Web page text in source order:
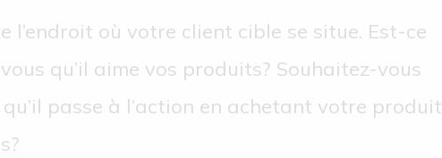
l’endroit où votre client cible se situe. Est-ce
qu’il aime vos produits? Souhaitez-vous
passe à l’action en achetant votre produit